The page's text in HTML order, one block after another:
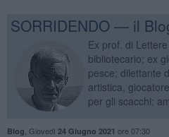
SORRIDENDO — il
Ex prof. di
bibliotecario; ex
pesce; dilettante
artistica,
per gli scacchi;
Blog Giovedì 24 Giugno 2021 ore 07:30